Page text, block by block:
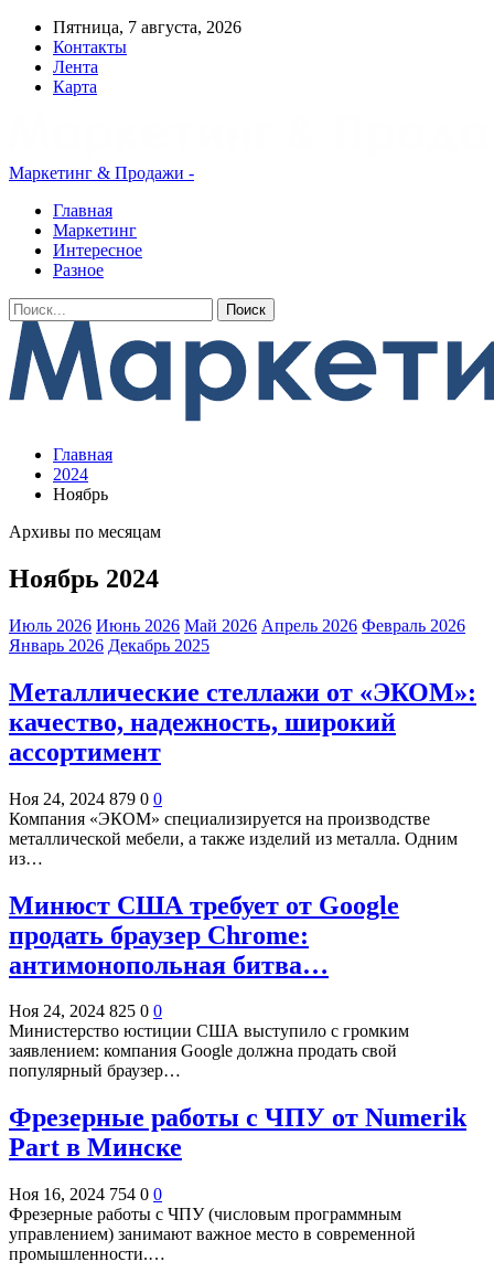
Пятница, 7 августа, 2026
Контакты
Лента
Карта
Маркетинг & Продажи -
Главная
Маркетинг
Интересное
Разное
Главная
2024
Ноябрь
Архивы по месяцам
Ноябрь 2024
Июль 2026 Июнь 2026 Май 2026 Апрель 2026 Февраль 2026
Январь 2026 Декабрь 2025
Металлические стеллажи от «ЭКОМ»:
качество, надежность, широкий
ассортимент
Ноя 24, 2024 879 0 0
Компания «ЭКОМ» специализируется на производстве
металлической мебели, а также изделий из металла. Одним
из…
Минюст США требует от Google
продать браузер Chrome:
антимонопольная битва…
Ноя 24, 2024 825 0 0
Министерство юстиции США выступило с громким
заявлением: компания Google должна продать свой
популярный браузер…
Фрезерные работы с ЧПУ от Numerik
Part в Минске
Ноя 16, 2024 754 0 0
Фрезерные работы с ЧПУ (числовым программным
управлением) занимают важное место в современной
промышленности.…